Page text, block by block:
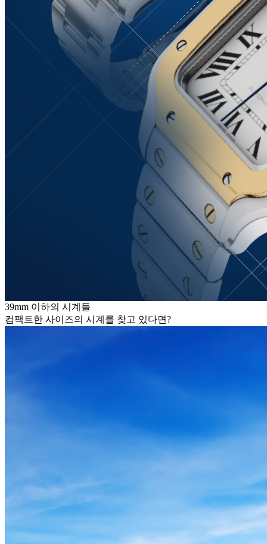
39mm 이하의 시계들
컴팩트한 사이즈의 시계를 찾고 있다면?